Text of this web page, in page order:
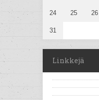
24 25 26
31
Linkkejä